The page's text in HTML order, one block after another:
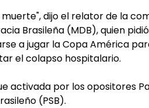
dijo el relator de la
Brasileña (MDB), quien
a jugar la Copa América
el colapso hospitalario.
activada por los opositores
(PSB).